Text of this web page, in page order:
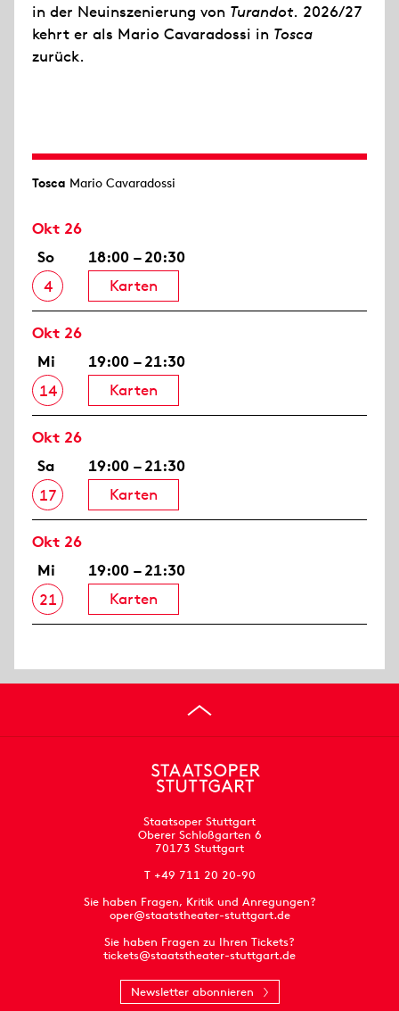
in der Neuinszenierung von Turandot. 2026/27
kehrt er als Mario Cavaradossi in Tosca
zurück.
Tosca Mario Cavaradossi
Okt 26
So
4
18:00 – 20:30
Karten
Okt 26
Mi
14
19:00 – 21:30
Karten
Okt 26
Sa
17
19:00 – 21:30
Karten
Okt 26
Mi
21
19:00 – 21:30
Karten
Staatsoper Stuttgart
Oberer Schloßgarten 6
70173 Stuttgart
T +49 711 20 20-90
Sie haben Fragen, Kritik und Anregungen?
oper@staatstheater-stuttgart.de
Sie haben Fragen zu Ihren Tickets?
tickets@staatstheater-stuttgart.de
Newsletter abonnieren